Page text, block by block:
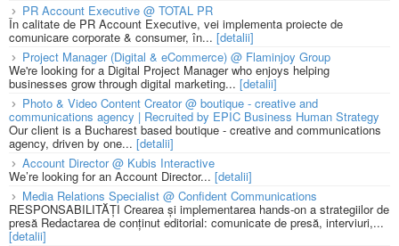
PR Account Executive @ TOTAL PR
În calitate de PR Account Executive, vei implementa proiecte de
comunicare corporate & consumer, în... [detalii]
Project Manager (Digital & eCommerce) @ Flaminjoy Group
We're looking for a Digital Project Manager who enjoys helping
businesses grow through digital marketing... [detalii]
Photo & Video Content Creator @ boutique - creative and
communications agency | Recruited by EPIC Business Human Strategy
Our client is a Bucharest based boutique - creative and communications
agency, driven by one... [detalii]
Account Director @ Kubis Interactive
We’re looking for an Account Director... [detalii]
Media Relations Specialist @ Confident Communications
RESPONSABILITĂȚI Crearea și implementarea hands-on a strategiilor de
presă Redactarea de conținut editorial: comunicate de presă, interviuri,...
[detalii]